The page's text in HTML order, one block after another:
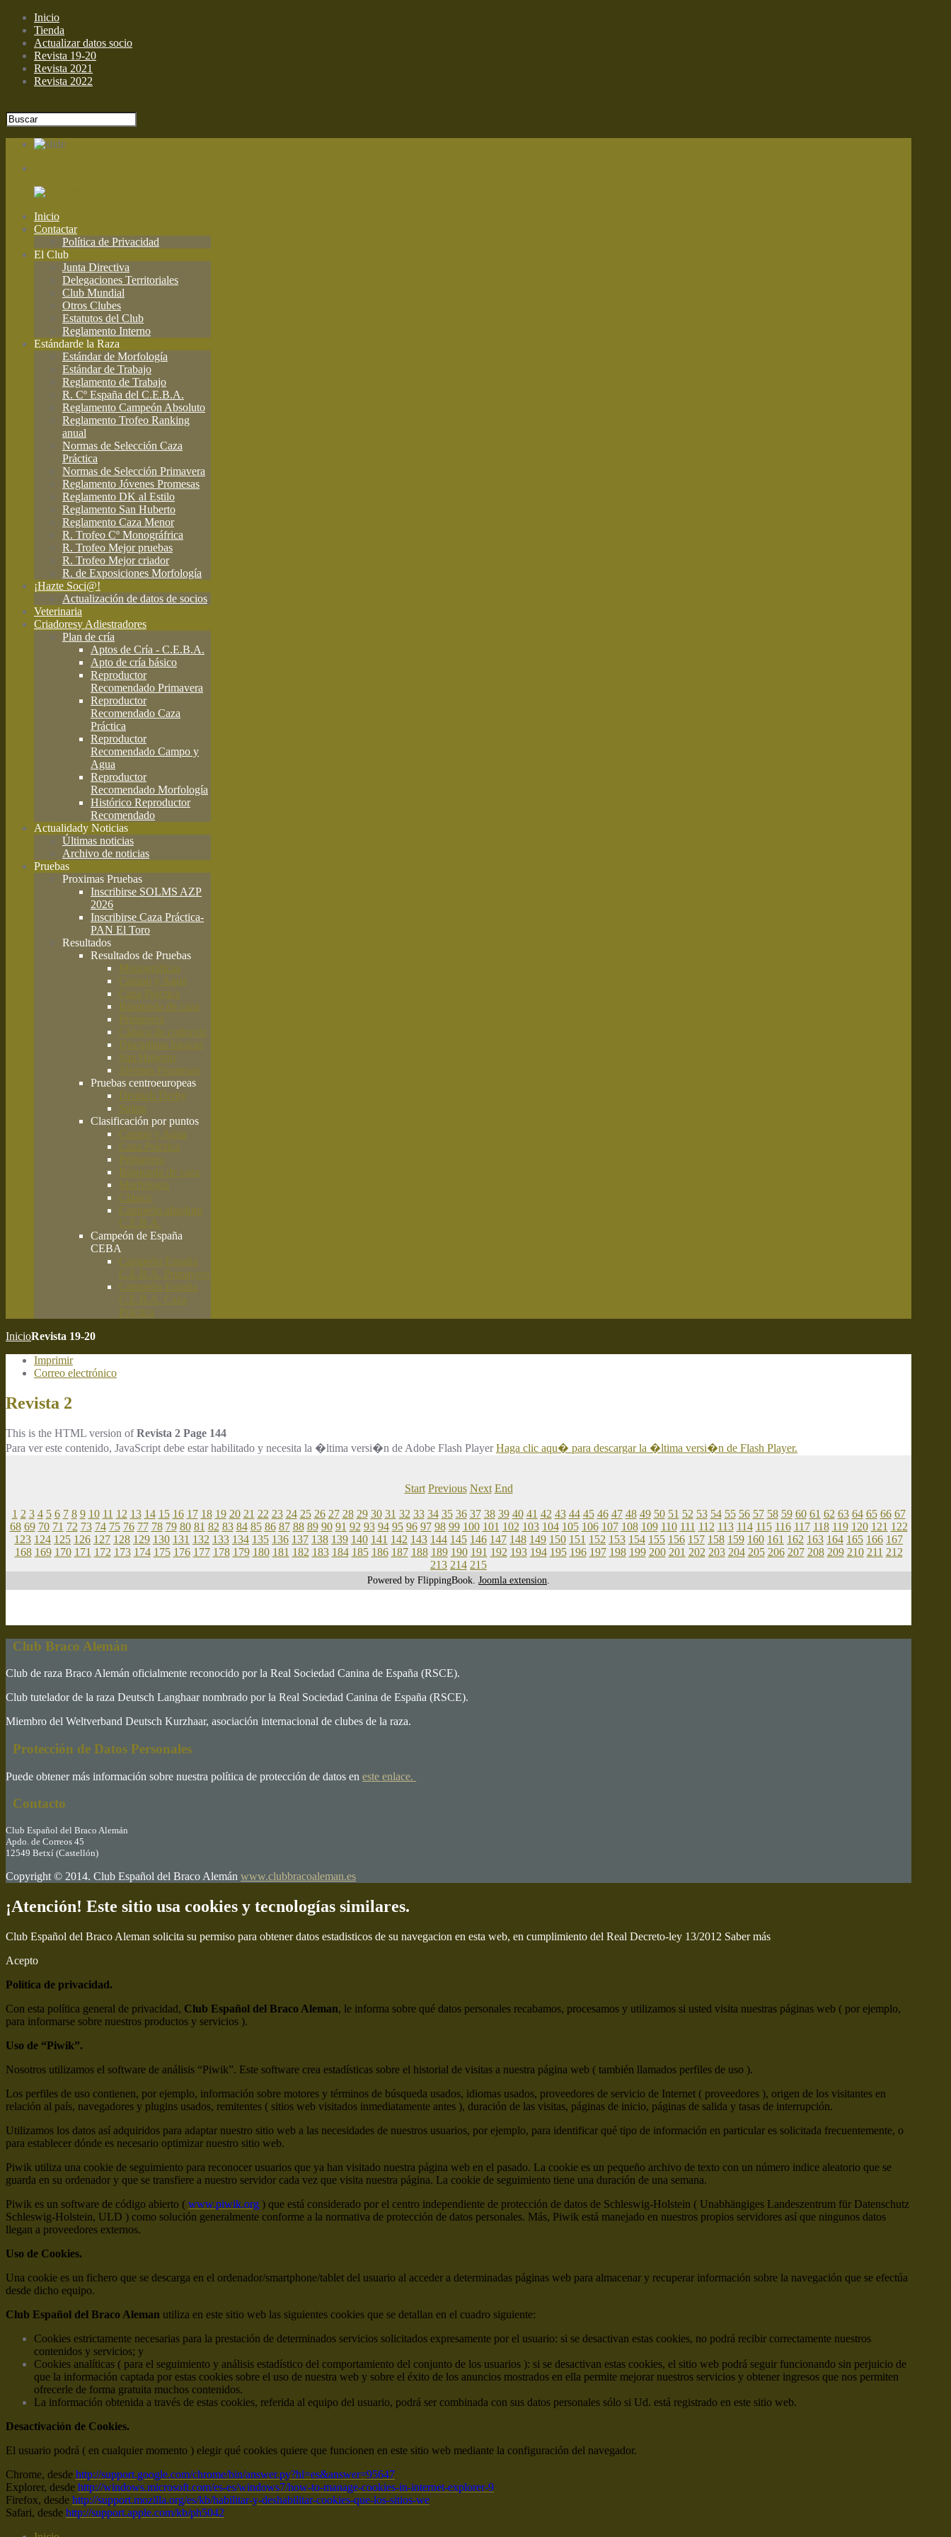
Inicio
Tienda
Actualizar datos socio
Revista 19-20
Revista 2021
Revista 2022
Inicio
Contactar
Política de Privacidad
El Club
Junta Directiva
Delegaciones Territoriales
Club Mundial
Otros Clubes
Estatutos del Club
Reglamento Interno
Estándarde la Raza
Estándar de Morfología
Estándar de Trabajo
Reglamento de Trabajo
R. Cº España del C.E.B.A.
Reglamento Campeón Absoluto
Reglamento Trofeo Ranking
anual
Normas de Selección Caza
Práctica
Normas de Selección Primavera
Reglamento Jóvenes Promesas
Reglamento DK al Estilo
Reglamento San Huberto
Reglamento Caza Menor
R. Trofeo Cº Monográfrica
R. Trofeo Mejor pruebas
R. Trofeo Mejor criador
R. de Exposiciones Morfología
¡Hazte Soci@!
Actualización de datos de socios
Veterinaria
Criadoresy Adiestradores
Plan de cría
Aptos de Cría - C.E.B.A.
Apto de cría básico
Reproductor
Recomendado Primavera
Reproductor
Recomendado Caza
Práctica
Reproductor
Recomendado Campo y
Agua
Reproductor
Recomendado Morfología
Histórico Reproductor
Recomendado
Actualidady Noticias
Últimas noticias
Archivo de noticias
Pruebas
Proximas Pruebas
Inscribirse SOLMS AZP
2026
Inscribirse Caza Práctica-
PAN El Toro
Resultados
Resultados de Pruebas
Monográficas
Campo y Agua
Caza Práctica
Búsqueda de caza
Primavera
Clásica de codorniz
Disciplinas básicas
San Huberto
Jóvenes Promesas
Pruebas centroeuropeas
Deutsch Derby
Solms
Clasificación por puntos
Campo y Agua
Caza Práctica
Primavera
Búsqueda de caza
Morfología
Clásica
Campeón absoluto
C.E.B.A.
Campeón de España
CEBA
Campeón España
C.E.B.A. Primavera
Campeón España
C.E.B.A. Caza
Práctica
InicioRevista 19-20
Imprimir
Correo electrónico
Revista 2
This is the HTML version ofRevista 2 Page 144
Para ver este contenido, JavaScript debe estar habilitado y necesita la �ltima versi�n de Adobe Flash PlayerHaga clic aqu� para descargar la �ltima versi�n de Flash Player.
Start Previous Next End
1 2 3 4 5 6 7 8 9 10 11 12 13 14 15 16 17 18 19 20 21 22 23 24 25 26 27 28 29 30 31 32 33 34 35 36 37 38 39 40 41 42 43 44 45 46 47 48 49 50 51 52 53 54 55 56 57 58 59 60 61 62 63 64 65 66 67
68 69 70 71 72 73 74 75 76 77 78 79 80 81 82 83 84 85 86 87 88 89 90 91 92 93 94 95 96 97 98 99 100 101 102 103 104 105 106 107 108 109 110 111 112 113 114 115 116 117 118 119 120 121 122
123 124 125 126 127 128 129 130 131 132 133 134 135 136 137 138 139 140 141 142 143 144 145 146 147 148 149 150 151 152 153 154 155 156 157 158 159 160 161 162 163 164 165 166 167
168 169 170 171 172 173 174 175 176 177 178 179 180 181 182 183 184 185 186 187 188 189 190 191 192 193 194 195 196 197 198 199 200 201 202 203 204 205 206 207 208 209 210 211 212
213 214 215
Powered by FlippingBook. Joomla extension
Club Braco Alemán
Club de raza Braco Alemán oficialmente reconocido por la Real Sociedad Canina de España (RSCE).
Club tutelador de la raza Deutsch Langhaar nombrado por la Real Sociedad Canina de España (RSCE).
Miembro del Weltverband Deutsch Kurzhaar, asociación internacional de clubes de la raza.
Protección de Datos Personales
Puede obtener más información sobre nuestra política de protección de datos en este enlace.
Contacto
Club Español del Braco Alemán
Apdo. de Correos 45
12549 Betxí (Castellón)
Copyright © 2014. Club Español del Braco Alemán www.clubbracoaleman.es
¡Atención! Este sitio usa cookies y tecnologías similares.
Club Español del Braco Aleman solicita su permiso para obtener datos estadisticos de su navegacion en esta web, en cumplimiento del Real Decreto-ley 13/2012 Saber más
Acepto
Política de privacidad.
Con esta política general de privacidad, Club Español del Braco Aleman, le informa sobre qué datos personales recabamos, procesamos y utilizamos si usted visita nuestras páginas web ( por ejemplo,
para informarse sobre nuestros productos y servicios ).
Uso de “Piwik”.
Nosotros utilizamos el software de análisis “Piwik”. Este software crea estadísticas sobre el historial de visitas a nuestra página web ( también llamados perfiles de uso ).
Los perfiles de uso contienen, por ejemplo, información sobre motores y términos de búsqueda usados, idiomas usados, proveedores de servicio de Internet ( proveedores ), origen de los visitantes en
relación al país, navegadores y plugins usados, remitentes ( sitios web visitados inmediatamente antes ), duración de las visitas, páginas de inicio, páginas de salida y tasas de interrupción.
Utilizamos los datos así adquiridos para adaptar nuestro sitio web a las necesidades de nuestros usuarios, por ejemplo, para identificar qué tipo de información en particular es solicitada frecuentemente, o
para establecer dónde es necesario optimizar nuestro sitio web.
Piwik utiliza una cookie de seguimiento para reconocer usuarios que ya han visitado nuestra página web en el pasado. La cookie es un pequeño archivo de texto con un número indice aleatorio que se
guarda en su ordenador y que se transfiere a nuestro servidor cada vez que visita nuestra página. La cookie de seguimiento tiene una duración de una semana.
Piwik es un software de código abierto ( www.piwik.org ) que está considerado por el centro independiente de protección de datos de Schleswig-Holstein ( Unabhängiges Landeszentrum für Datenschutz
Schleswig-Holstein, ULD ) como solución generalmente conforme a la normativa de protección de datos personales. Más, Piwik está manejado en nuestros propios servidores así que ningunos datos
llegan a proveedores externos.
Uso de Cookies.
Una cookie es un fichero que se descarga en el ordenador/smartphone/tablet del usuario al acceder a determinadas páginas web para almacenar y recuperar información sobre la navegación que se efectúa
desde dicho equipo.
Club Español del Braco Aleman utiliza en este sitio web las siguientes cookies que se detallan en el cuadro siguiente:
Cookies estrictamente necesarias para la prestación de determinados servicios solicitados expresamente por el usuario: si se desactivan estas cookies, no podrá recibir correctamente nuestros
contenidos y servicios; y
Cookies analíticas ( para el seguimiento y análisis estadístico del comportamiento del conjunto de los usuarios ): si se desactivan estas cookies, el sitio web podrá seguir funcionando sin perjuicio de
que la información captada por estas cookies sobre el uso de nuestra web y sobre el éxito de los anuncios mostrados en ella permite mejorar nuestros servicios y obtener ingresos que nos permiten
ofrecerle de forma gratuita muchos contenidos.
La información obtenida a través de estas cookies, referida al equipo del usuario, podrá ser combinada con sus datos personales sólo si Ud. está registrado en este sitio web.
Desactivación de Cookies.
El usuario podrá ( en cualquier momento ) elegir qué cookies quiere que funcionen en este sitio web mediante la configuración del navegador.
Chrome, desde http://support.google.com/chrome/bin/answer.py?hl=es&answer=95647
Explorer, desde http://windows.microsoft.com/es-es/windows7/how-to-manage-cookies-in-internet-explorer-9
Firefox, desde http://support.mozilla.org/es/kb/habilitar-y-deshabilitar-cookies-que-los-sitios-we
Safari, desde http://support.apple.com/kb/ph5042